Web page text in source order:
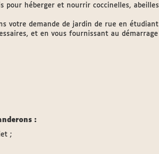
pour héberger et nourrir coccinelles, abeilles
votre demande de jardin de rue en étudiant
et en vous fournissant au démarrage
:
;